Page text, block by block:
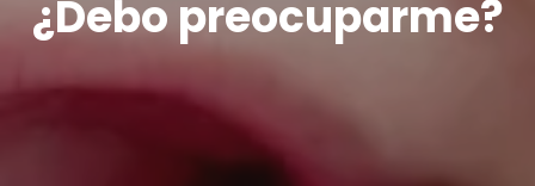
¿Debo preocuparme?